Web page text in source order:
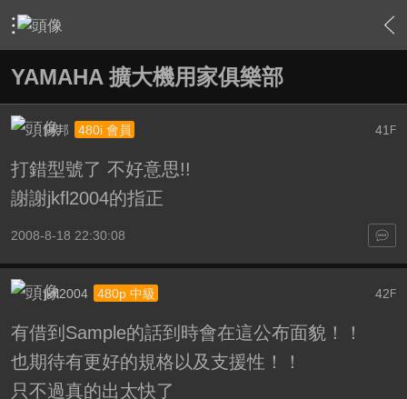
› 家庭劇院 › 擴大機討論區 › 內容
YAMAHA 擴大機用家俱樂部
41 F
阿邦 480i 會員
打錯型號了 不好意思!!
謝謝jkfl2004的指正
2008-8-18 22:30:08
42F
jkfl2004 480p 中級
有借到Sample的話到時會在這公布面貌！！
也期待有更好的規格以及支援性！！
只不過真的出太快了